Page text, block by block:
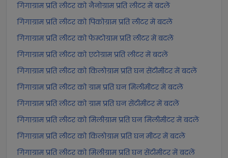
गिगाग्राम प्रति लीटर को नैनोग्राम प्रति लीटर में बदलें
गिगाग्राम प्रति लीटर को पिकोग्राम प्रति लीटर में बदलें
गिगाग्राम प्रति लीटर को फेम्टोग्राम प्रति लीटर में बदलें
गिगाग्राम प्रति लीटर को एटोग्राम प्रति लीटर में बदलें
गिगाग्राम प्रति लीटर को किलोग्राम प्रति घन सेंटीमीटर में बदलें
गिगाग्राम प्रति लीटर को ग्राम प्रति घन मिलीमीटर में बदलें
गिगाग्राम प्रति लीटर को ग्राम प्रति घन सेंटीमीटर में बदलें
गिगाग्राम प्रति लीटर को मिलीग्राम प्रति घन मिलीमीटर में बदलें
गिगाग्राम प्रति लीटर को किलोग्राम प्रति घन मीटर में बदलें
गिगाग्राम प्रति लीटर को मिलीग्राम प्रति घन सेंटीमीटर में बदलें